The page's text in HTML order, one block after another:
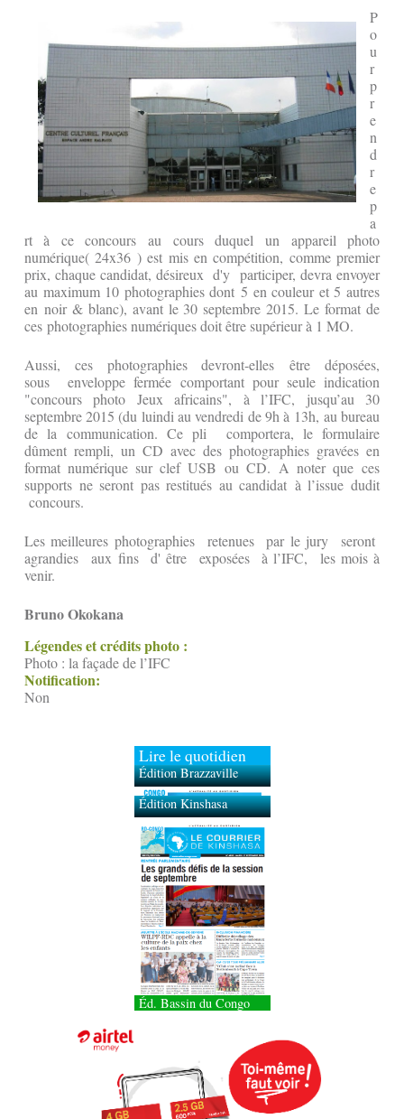
P
o
u
r
p
r
e
n
d
r
e
p
a
rt à ce concours au cours duquel un appareil photo
numérique( 24x36 ) est mis en compétition, comme premier
prix, chaque candidat, désireux d'y participer, devra envoyer
au maximum 10 photographies dont 5 en couleur et 5 autres
en noir & blanc), avant le 30 septembre 2015. Le format de
ces photographies numériques doit être supérieur à 1 MO.
Aussi, ces photographies devront-elles être déposées,
sous enveloppe fermée comportant pour seule indication
"concours photo Jeux africains", à l’IFC, jusqu’au 30
septembre 2015 (du luindi au vendredi de 9h à 13h, au bureau
de la communication. Ce pli comportera, le formulaire
dûment rempli, un CD avec des photographies gravées en
format numérique sur clef USB ou CD. A noter que ces
supports ne seront pas restitués au candidat à l’issue dudit
concours.
Les meilleures photographies retenues par le jury seront
agrandies aux fins d' être exposées à l’IFC, les mois à
venir.
Bruno Okokana
Légendes et crédits photo :
Photo : la façade de l’IFC
Notification:
Non
Lire le quotidien
Édition Brazzaville
Édition Kinshasa
Éd. Bassin du Congo